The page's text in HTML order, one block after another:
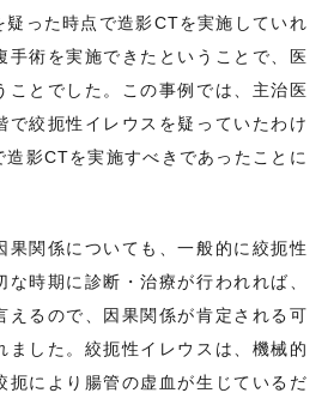
疑った時点で造影CTを実施していれ
手術を実施できたということで、医
ことでした。この事例では、主治医
で絞扼性イレウスを疑っていたわけ
影CTを実施すべきであったことに
果関係についても、一般的に絞扼性
時期に診断・治療が行われれば、
えるので、因果関係が肯定される可
ました。絞扼性イレウスは、機械的
扼により腸管の虚血が生じているだ